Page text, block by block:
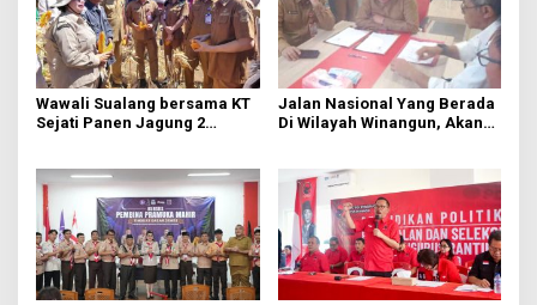
Wawali Sualang bersama KT
Sejati Panen Jagung 2
Jalan Nasional Yang Berada
Di Wilayah Winangun, Akan